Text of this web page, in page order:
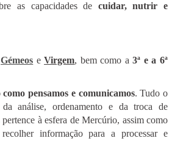
as capacidades de cuidar, nutrir e
Gémeos eVirgem, bem como a3ª e a 6ª
como pensamos e comunicamos. Tudo o
análise, ordenamento e da troca de
à esfera de Mercúrio, assim como
informação para a processar e